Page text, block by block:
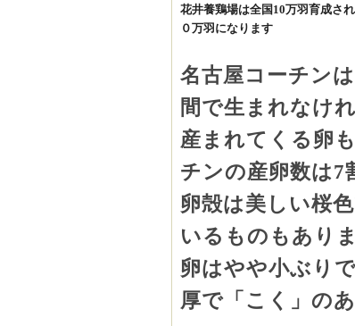
花井養鶏場は全国 10万羽育成さ
０万羽になります
名古屋コーチン
間で生まれなけ
産まれてくる卵
チンの産卵数は7
卵殻は美しい桜
いるものもありま
卵はやや小ぶり
厚で「こく」の